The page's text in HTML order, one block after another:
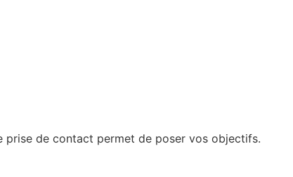
prise de contact permet de poser vos objectifs.